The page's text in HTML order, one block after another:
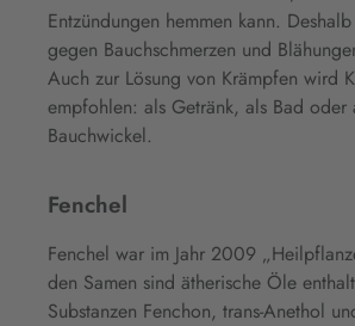
Entzündungen hemmen kann.
gegen Bauchschmerzen und
Auch zur Lösung von Krämpfen wird
empfohlen: als Getränk, als Bad oder
Bauchwickel.
Fenchel
Fenchel war im Jahr 2009
den Samen sind ätherische Öle
Substanzen Fenchon, trans-Anethol